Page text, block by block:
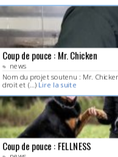
Coup de pouce : Mr. Chicken
news
Nom du projet soutenu : Mr.
droit et (…) Lire la suite
Coup de pouce : FELLNESS